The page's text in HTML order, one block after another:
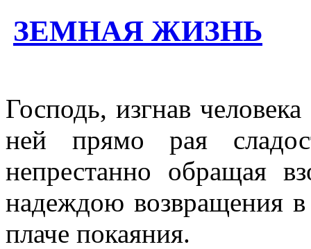
ЗЕМНАЯ ЖИЗНЬ
Господь, изгнав
ней прямо рая
непрестанно обращая
надеждою возвращения
плаче покаяния.